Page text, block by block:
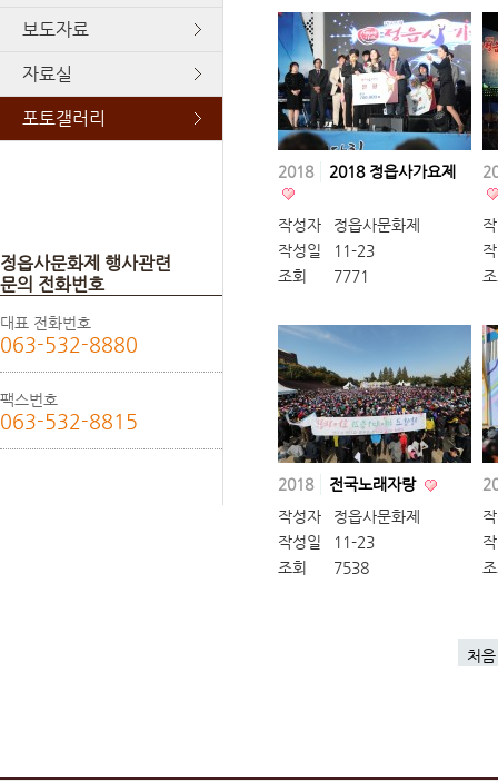
보도자료
자료실
포토갤러리
정읍사문화제 행사관련
문의 전화번호
대표 전화번호
063-532-8880
팩스번호
063-532-8815
2018 2018 정읍사가요제
작성자
정읍사문화제
작성일
11-23
조회
7771
2018
전국노래자랑
작성자
정읍사문화제
작성일
11-23
조회
7538
처음